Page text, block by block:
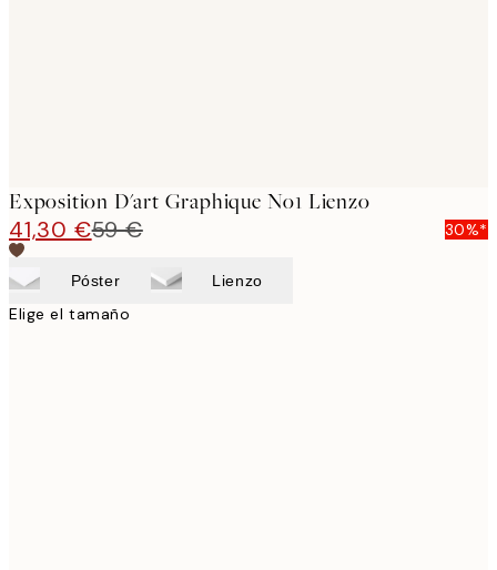
Exposition D'art Graphique No1 Lienzo
41,30 €59 € 30%*
Póster Lienzo
Elige el tamaño